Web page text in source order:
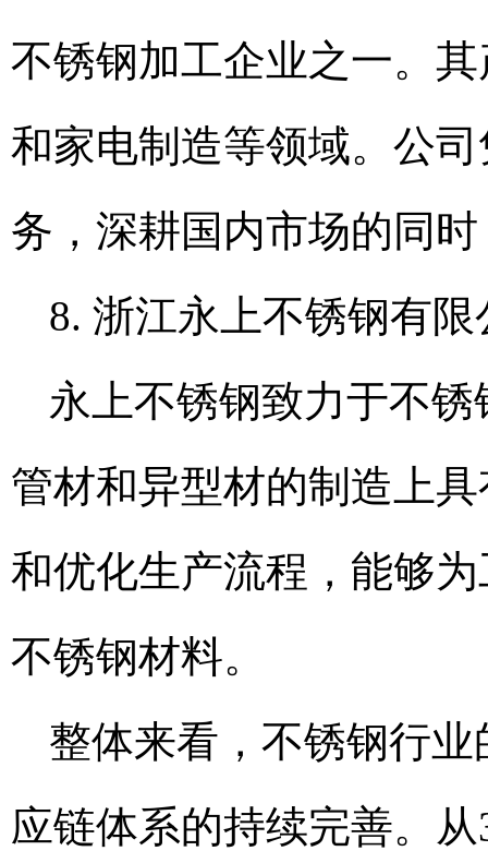
不锈钢加工企业之一。
和家电制造等领域。公
务，深耕国内市场的同
8. 浙江永上不锈钢有限
永上不锈钢致力于不
管材和异型材的制造上
和优化生产流程，能够
不锈钢材料。
整体来看，不锈钢行
应链体系的持续完善。